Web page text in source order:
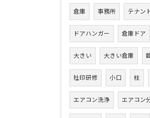
倉庫 事務所 テナン
ドアハンガー 倉庫ドア
大きい 大きい倉庫
社印研修 小口 柱
エアコン洗浄 エアコン